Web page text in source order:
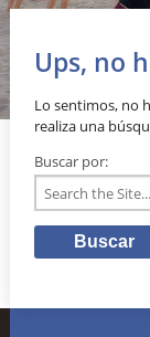
Ups, no
Lo sentimos, no
realiza una
Buscar por: